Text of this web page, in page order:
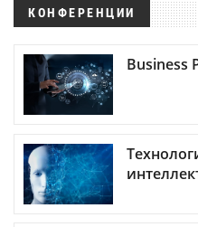
КОНФЕРЕНЦИИ
Business